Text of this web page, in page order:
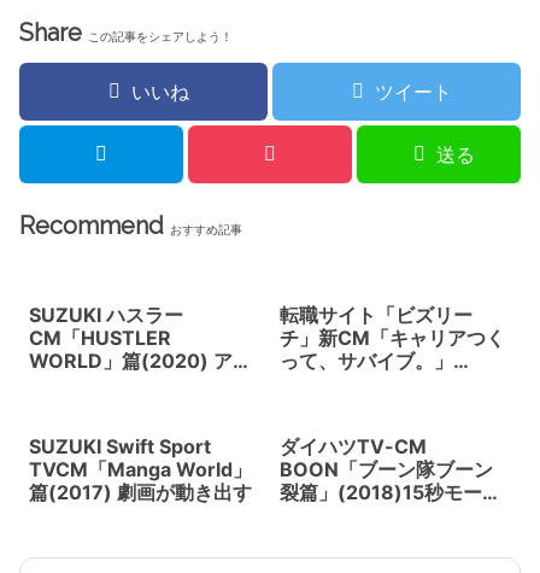
Share この記事をシェアしよう！
いいね ツイート
送る
Recommend おすすめ記事
SUZUKI ハスラー
CM「HUSTLER
WORLD」篇(2020) アニ
希太郎
転職サイト「ビズリー
チ」新CM「キャリアつく
って、サバイブ。」
クランブルシティスタジ
オで撮影
SUZUKI Swift Sport
TVCM「Manga World」
篇(2017) 劇画が動き出す
ダイハツTV-CM
BOON「ブーン隊ブーン
裂篇」(2018)15秒モーシ